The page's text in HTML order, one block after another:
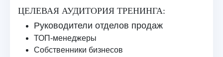
ЦЕЛЕВАЯ АУДИТОРИЯ ТРЕНИНГА:
Руководители отделов продаж
ТОП-менеджеры
Собственники бизнесов